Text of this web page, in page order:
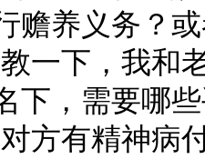
赡养义务？
一下，我和
下，需要哪
方有精神病